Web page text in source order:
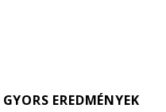
GYORS EREDMÉNYEK